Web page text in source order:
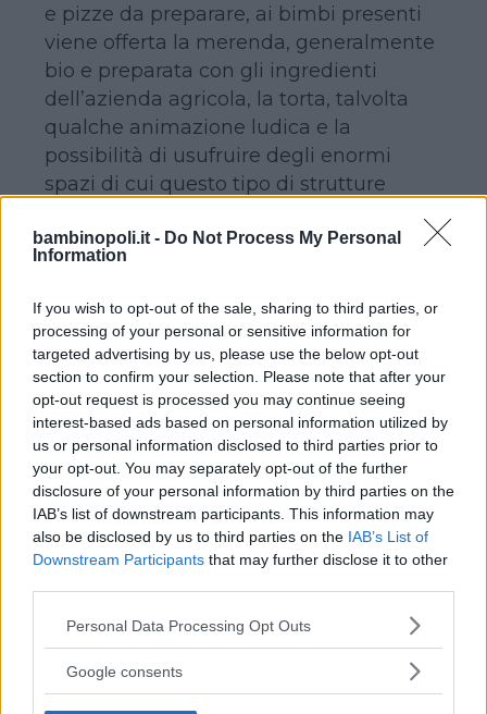
bambinopoli.it - Do Not Process My Personal
Information
If you wish to opt-out of the sale, sharing to third parties, or
processing of your personal or sensitive information for
targeted advertising by us, please use the below opt-out
section to confirm your selection. Please note that after your
opt-out request is processed you may continue seeing
interest-based ads based on personal information utilized by
us or personal information disclosed to third parties prior to
your opt-out. You may separately opt-out of the further
disclosure of your personal information by third parties on the
IAB’s list of downstream participants. This information may
also be disclosed by us to third parties on the IAB’s List of
Downstream Participants that may further disclose it to other
Please note that this website/app uses one or more Google
not limited to your visit or usage behaviour. You may click to
Personal Data Processing Opt Outs
Google consents
e pizze da preparare, ai bimbi presenti
viene offerta la merenda, generalmente
bio e preparata con gli ingredienti
dell’azienda agricola, la torta, talvolta
qualche animazione ludica e la
possibilità di usufruire degli enormi
spazi di cui questo tipo di strutture
naturalmente, con pacchetti da
concordare con la famiglia che variano
dei partecipanti, al tipo di servizi
richiesti.
ALCUNE IDEE
Senza voler essere esaustivi e
rimandandovi alloSpeciale Festa in
Cascinaper tutti gli indirizzi, ecco una
panoramica generale su quelle che sono
le offerte per ciò che concerne i
laboratori. Adatti a bambini a partire dai
piccini a quali si potrebbe proporre,
invece, un semplice giro in cascina con
visita alle stalle, ai pollai, ai recinti dei